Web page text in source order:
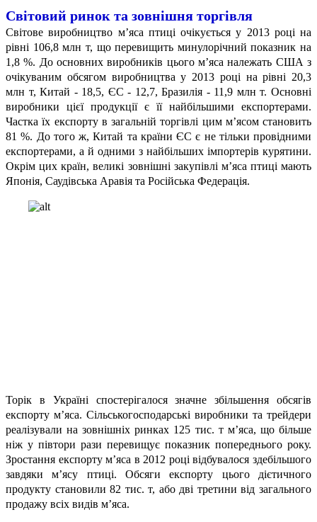
Світовий ринок та зовнішня торгівля
Світове виробництво м’яса птиці очікується у 2013 році на
рівні 106,8 млн т, що перевищить минулорічний показник на
1,8 %. До основних виробників цього м’яса належать США з
очікуваним обсягом виробництва у 2013 році на рівні 20,3
млн т, Китай - 18,5, ЄС - 12,7, Бразилія - 11,9 млн т. Основні
виробники цієї продукції є її найбільшими експортерами.
Частка їх експорту в загальній торгівлі цим м’ясом становить
81 %. До того ж, Китай та країни ЄС є не тільки провідними
експортерами, а й одними з найбільших імпортерів курятини.
Окрім цих країн, великі зовнішні закупівлі м’яса птиці мають
Японія, Саудівська Аравія та Російська Федерація.
Торік в Україні спостерігалося значне збільшення обсягів
експорту м’яса. Сільськогосподарські виробники та трейдери
реалізували на зовнішніх ринках 125 тис. т м’яса, що більше
ніж у півтори рази перевищує показник попереднього року.
Зростання експорту м’яса в 2012 році відбувалося здебільшого
завдяки м’ясу птиці. Обсяги експорту цього дієтичного
продукту становили 82 тис. т, або дві третини від загального
продажу всіх видів м’яса.